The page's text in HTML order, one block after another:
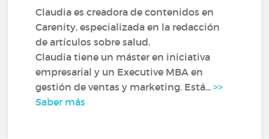
Claudia es creadora de contenidos en
Carenity, especializada en la redacción
de artículos sobre salud.
Claudia tiene un máster en iniciativa
empresarial y un Executive MBA en
gestión de ventas y marketing. Está...>>
Saber más